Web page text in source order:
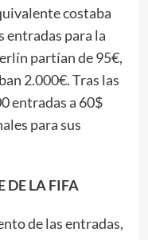
costaba
entradas para la
partían de 95€,
2.000€. Tras las
entradas a 60$
para sus
DE LA FIFA
de las entradas,